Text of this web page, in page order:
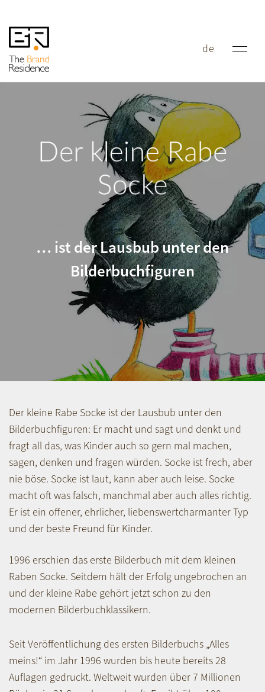
de
Der kleine Rabe
Socke
… ist der Lausbub unter den
Bilderbuchfiguren
Der kleine Rabe Socke ist der Lausbub unter den
Bilderbuchfiguren: Er macht und sagt und denkt und
fragt all das, was Kinder auch so gern mal machen,
sagen, denken und fragen würden. Socke ist frech, aber
nie böse. Socke ist laut, kann aber auch leise. Socke
macht oft was falsch, manchmal aber auch alles richtig.
Er ist ein offener, ehrlicher, liebenswertcharmanter Typ
und der beste Freund für Kinder.
1996 erschien das erste Bilderbuch mit dem kleinen
Raben Socke. Seitdem hält der Erfolg ungebrochen an
und der kleine Rabe gehört jetzt schon zu den
modernen Bilderbuchklassikern.
Seit Veröffentlichung des ersten Bilderbuchs „Alles
meins!“ im Jahr 1996 wurden bis heute bereits 28
Auflagen gedruckt. Weltweit wurden über 7 Millionen